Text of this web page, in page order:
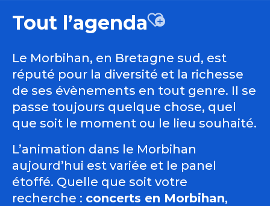
Tout l’agendaAjouter aux
Le Morbihan, en Bretagne sud, est
réputé pour la diversité et la richesse
de ses évènements en tout genre. Il se
passe toujours quelque chose, quel
que soit le moment ou le lieu souhaité.
L’animation dans le Morbihan
aujourd’hui est variée et le panel
étoffé. Quelle que soit votre
recherche : concerts en Morbihan,